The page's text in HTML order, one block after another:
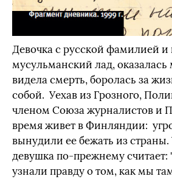
Девочка с русской фамилией и
мусульманский лад,
видела смерть, боролась за
собой. Уехав из Грозного,
членом Союза журналистов и
время живет в Финляндии:
вынудили ее бежать из
девушка по-прежнему
узнали правду о том, как мы